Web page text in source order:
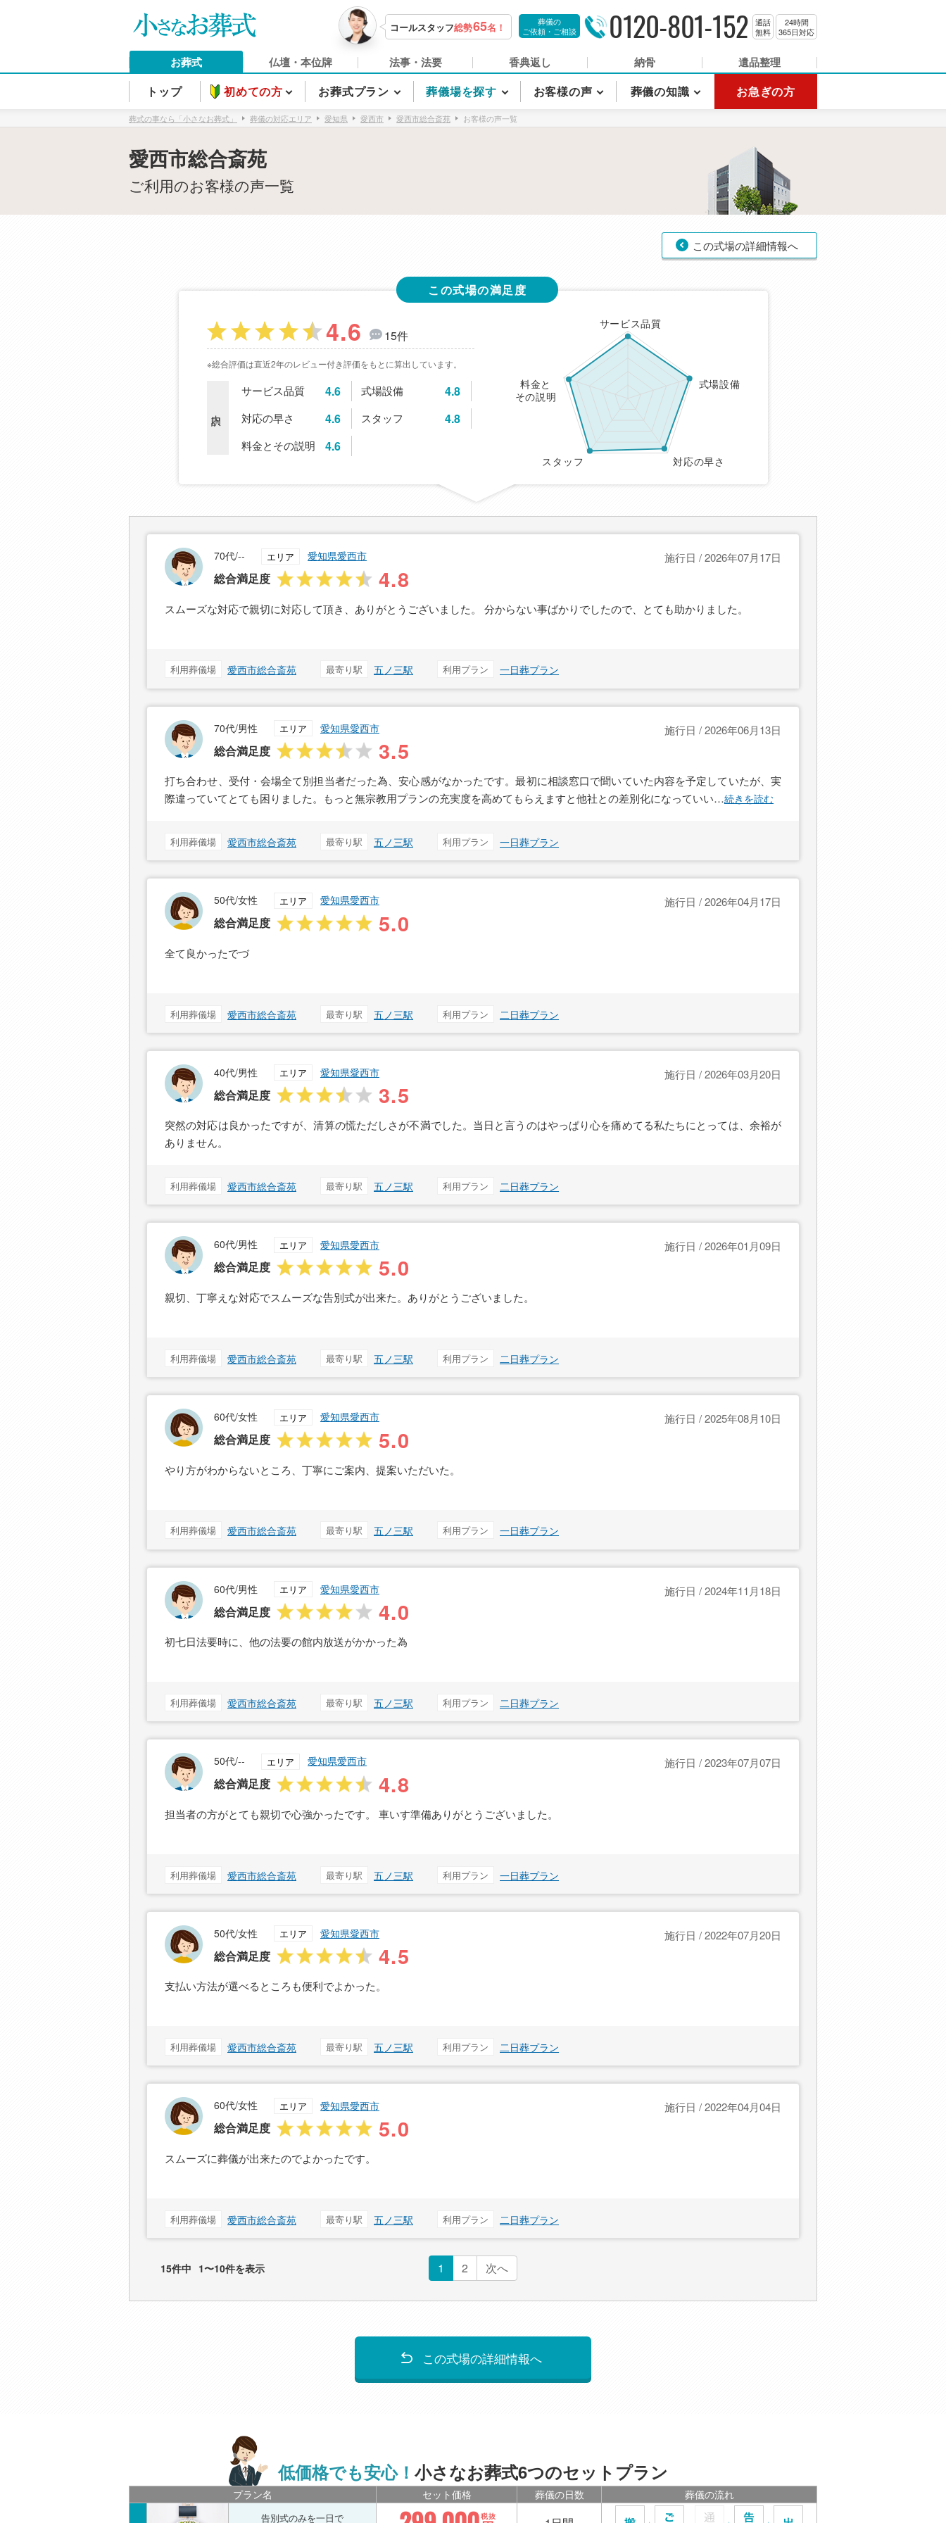
コールスタッフ総勢65名！
葬儀の
ご依頼・ご相談
0120-801-152
通話
無料
24時間
365日対応
お葬式 仏壇・本位牌 法事・法要 香典返し 納骨 遺品整理
トップ 初めての方 お葬式プラン 葬儀場を探す お客様の声 葬儀の知識 お急ぎの方
葬式の事なら「小さなお葬式」 葬儀の対応エリア 愛知県 愛西市 愛西市総合斎苑 お客様の声一覧
愛西市総合斎苑
ご利用のお客様の声一覧
この式場の詳細情報へ
この式場の満足度
4.6 15件
※総合評価は直近2年のレビュー付き評価をもとに算出しています。
サービス品質 4.6 式場設備 4.8
対応の早さ 4.6 スタッフ 4.8
料金とその説明 4.6
サービス品質
式場設備
対応の早さ
スタッフ
料金と
その説明
70代/-- エリア 愛知県愛西市
総合満足度 4.8
施行日 / 2026年07月17日
スムーズな対応で親切に対応して頂き、ありがとうございました。 分からない事ばかりでしたので、とても助かりました。
利用葬儀場 愛西市総合斎苑 最寄り駅 五ノ三駅 利用プラン 一日葬プラン
70代/男性 エリア 愛知県愛西市
総合満足度 3.5
施行日 / 2026年06月13日
打ち合わせ、受付・会場全て別担当者だった為、安心感がなかったです。最初に相談窓口で聞いていた内容を予定していたが、実
際違っていてとても困りました。もっと無宗教用プランの充実度を高めてもらえますと他社との差別化になっていい…続きを読む
利用葬儀場 愛西市総合斎苑 最寄り駅 五ノ三駅 利用プラン 一日葬プラン
50代/女性 エリア 愛知県愛西市
総合満足度 5.0
施行日 / 2026年04月17日
全て良かったでづ
利用葬儀場 愛西市総合斎苑 最寄り駅 五ノ三駅 利用プラン 二日葬プラン
40代/男性 エリア 愛知県愛西市
総合満足度 3.5
施行日 / 2026年03月20日
突然の対応は良かったですが、清算の慌ただしさが不満でした。当日と言うのはやっぱり心を痛めてる私たちにとっては、余裕が
ありません。
利用葬儀場 愛西市総合斎苑 最寄り駅 五ノ三駅 利用プラン 二日葬プラン
60代/男性 エリア 愛知県愛西市
総合満足度 5.0
施行日 / 2026年01月09日
親切、丁寧えな対応でスムーズな告別式が出来た。ありがとうございました。
利用葬儀場 愛西市総合斎苑 最寄り駅 五ノ三駅 利用プラン 二日葬プラン
60代/女性 エリア 愛知県愛西市
総合満足度 5.0
施行日 / 2025年08月10日
やり方がわからないところ、丁寧にご案内、提案いただいた。
利用葬儀場 愛西市総合斎苑 最寄り駅 五ノ三駅 利用プラン 一日葬プラン
60代/男性 エリア 愛知県愛西市
総合満足度 4.0
施行日 / 2024年11月18日
初七日法要時に、他の法要の館内放送がかかった為
利用葬儀場 愛西市総合斎苑 最寄り駅 五ノ三駅 利用プラン 二日葬プラン
50代/-- エリア 愛知県愛西市
総合満足度 4.8
施行日 / 2023年07月07日
担当者の方がとても親切で心強かったです。 車いす準備ありがとうございました。
利用葬儀場 愛西市総合斎苑 最寄り駅 五ノ三駅 利用プラン 一日葬プラン
50代/女性 エリア 愛知県愛西市
総合満足度 4.5
施行日 / 2022年07月20日
支払い方法が選べるところも便利でよかった。
利用葬儀場 愛西市総合斎苑 最寄り駅 五ノ三駅 利用プラン 二日葬プラン
60代/女性 エリア 愛知県愛西市
総合満足度 5.0
施行日 / 2022年04月04日
スムーズに葬儀が出来たのでよかったです。
利用葬儀場 愛西市総合斎苑 最寄り駅 五ノ三駅 利用プラン 二日葬プラン
1 2 次へ
15件中 1〜10件を表示
この式場の詳細情報へ
低価格でも安心！ 小さなお葬式6つのセットプラン
プラン名 セット価格 葬儀の日数 葬儀の流れ
告別式のみを一日で 税抜